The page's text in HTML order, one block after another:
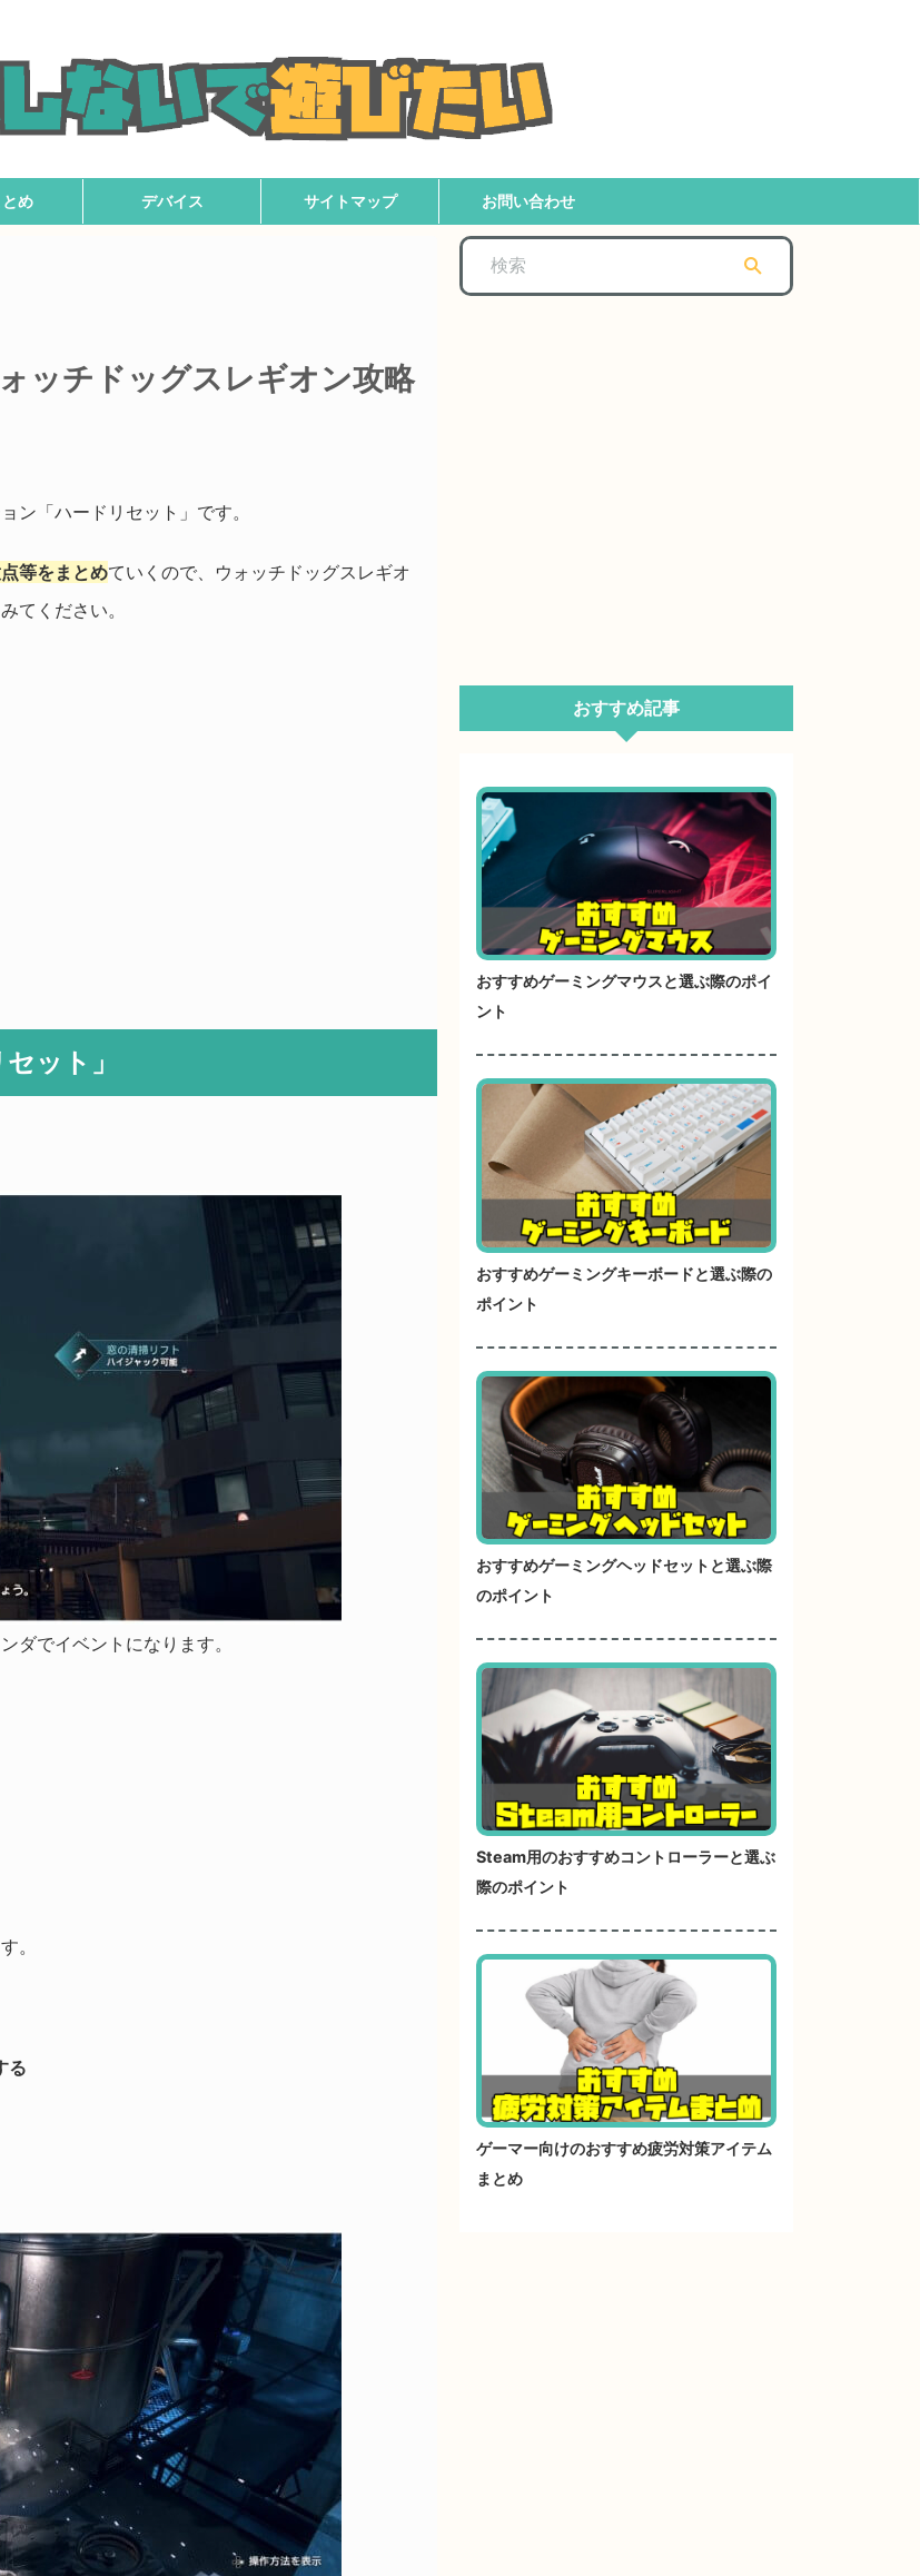
め デバイス サイトマップ お問い合わせ
ッチドッグスレギオン攻略
ン「ハードリセット」です。
等をまとめていくので、ウォッチドッグスレギオ
てください。
ット」
ダでイベントになります。
。
る
おすすめ記事
おすすめゲーミングマウスと選ぶ際のポイ
ント
おすすめゲーミングキーボードと選ぶ際の
ポイント
おすすめゲーミングヘッドセットと選ぶ際
のポイント
Steam用のおすすめコントローラーと選ぶ
際のポイント
ゲーマー向けのおすすめ疲労対策アイテム
まとめ